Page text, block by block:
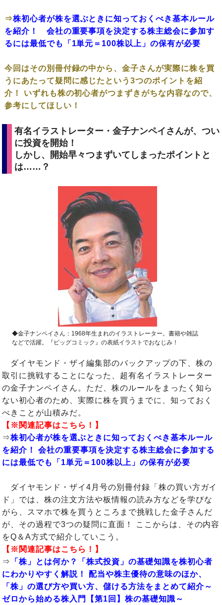
⇒株初心者が株を選ぶときに知っておくべき基本ルール
を紹介！ 会社の重要事項を決定する株主総会に参加す
るには最低でも「1単元＝100株以上」の保有が必要
今回はその別冊付録の中から、金子さんが実際に株を買
うにあたって疑問に感じたという3つのポイントを紹
介！ いずれも株の初心者がつまずきがちな内容なので、
参考にしてほしい！
有名イラストレーター・金子ナンペイさんが、つい
に投資を開始！
しかし、開始早々つまずいてしまったポイントと
は……？
◆金子ナンペイさん：1968年生まれのイラストレーター。書籍や雑誌
などで活躍。『ビッグコミック』の表紙イラストでおなじみ！
ダイヤモンド・ザイ編集部のバックアップの下、株の
取引に挑戦することになった、超有名イラストレーター
の金子ナンペイさん。ただ、株のルールをまったく知ら
ない初心者のため、実際に株を買うまでに、知っておく
べきことが山積みだ。
【※関連記事はこちら！】
⇒株初心者が株を選ぶときに知っておくべき基本ルール
を紹介！ 会社の重要事項を決定する株主総会に参加する
には最低でも「1単元＝100株以上」の保有が必要
ダイヤモンド・ザイ4月号の別冊付録「株の買い方ガイ
ド」では、株の注文方法や板情報の読み方などを学びな
がら、スマホで株を買うところまで挑戦した金子さんだ
が、その過程で3つの疑問に直面！ ここからは、その内容
をQ＆A方式で紹介していこう。
【※関連記事はこちら！】
⇒
「株」とは何か？「株式投資」の基礎知識を株初心者
にわかりやすく解説！ 配当や株主優待の意味のほか、
「株」の選び方や買い方、儲ける方法をまとめて紹介～
ゼロから始める株入門【第1回】株の基礎知識～